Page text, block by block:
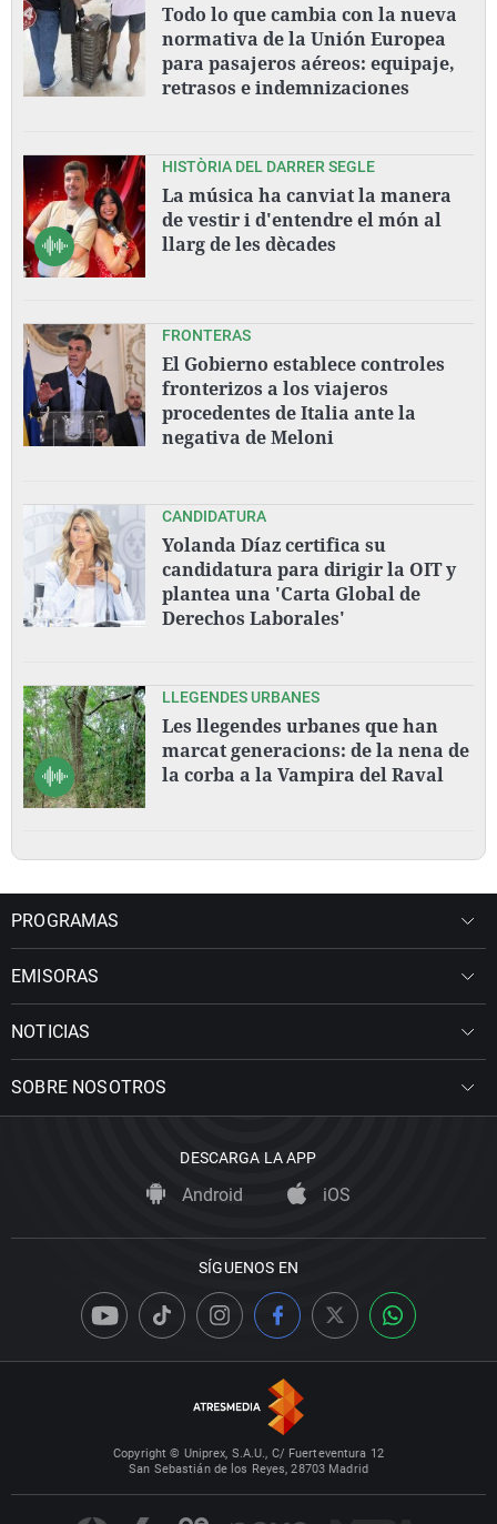
Todo lo que cambia con la nueva
normativa de la Unión Europea
para pasajeros aéreos: equipaje,
retrasos e indemnizaciones
HISTÒRIA DEL DARRER SEGLE
La música ha canviat la manera
de vestir i d'entendre el món al
llarg de les dècades
FRONTERAS
El Gobierno establece controles
fronterizos a los viajeros
procedentes de Italia ante la
negativa de Meloni
CANDIDATURA
Yolanda Díaz certifica su
candidatura para dirigir la OIT y
plantea una 'Carta Global de
Derechos Laborales'
LLEGENDES URBANES
Les llegendes urbanes que han
marcat generacions: de la nena de
la corba a la Vampira del Raval
PROGRAMAS
EMISORAS
NOTICIAS
SOBRE NOSOTROS
DESCARGA LA APP
Android iOS
SÍGUENOS EN
Copyright © Uniprex, S.A.U., C/ Fuerteventura 12
San Sebastián de los Reyes, 28703 Madrid